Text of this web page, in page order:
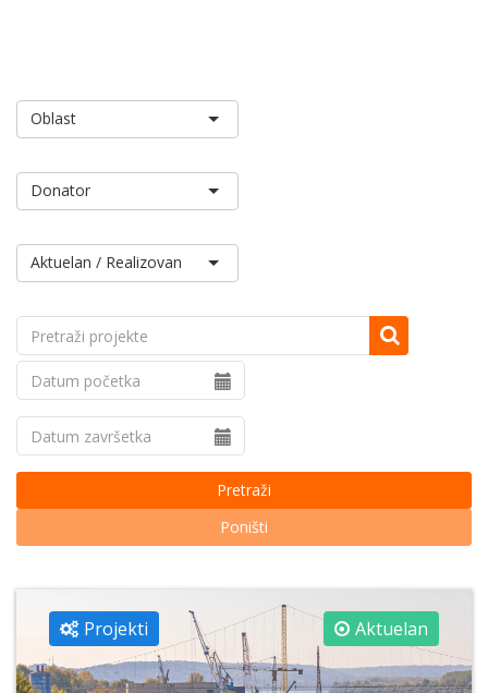
Aktuelan / Realizovan
Pretraži
Poništi
Projekti Aktuelan